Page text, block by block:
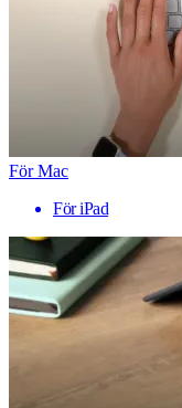
För Mac
För iPad